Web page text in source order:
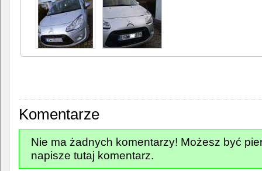
Komentarze
Nie ma żadnych komentarzy! Możesz być
napisze tutaj komentarz.